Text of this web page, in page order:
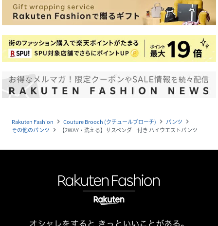
Rakuten Fashion navigate_next Couture Brooch (クチュールブローチ) navigate_next パンツ navigate_next
その他のパンツ navigate_next 【2WAY・洗える】サスペンダー付き ハイウエストパンツ